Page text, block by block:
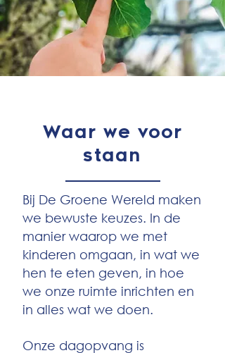
Waar we voor
staan
Bij De Groene Wereld maken
we bewuste keuzes. In de
manier waarop we met
kinderen omgaan, in wat we
hen te eten geven, in hoe
we onze ruimte inrichten en
in alles wat we doen.
Onze dagopvang is